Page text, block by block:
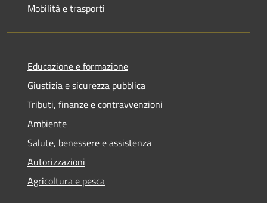
Mobilità e trasporti
Educazione e formazione
Giustizia e sicurezza pubblica
Tributi, finanze e contravvenzioni
Ambiente
Salute, benessere e assistenza
Autorizzazioni
Agricoltura e pesca